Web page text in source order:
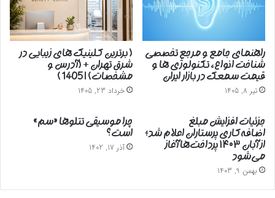
راهنمای جامع و مرجع تخصصی
شناخت انواع، تکنولوژی ها و
قیمت سمعک در بازار ایران
تیر 8, 1405
( برترین کلینیک های زیبایی در
شرق تهران + (آدرس و
مشخصات) | 1405 )
خرداد 23, 1405
جزئیات افزایش مبلغ
اضافه‌کاری پرستاران اعلام شد؛
از آبان ۱۴۰۳ پرداخت‌ها آغاز
می‌شود
بهمن 9, 1403
چرا موسیقی تتلوها «سم»
است؟
آذر 17, 1402